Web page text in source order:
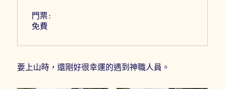
門票:
免費
要上山時，還剛好很幸運的遇到神職人員。